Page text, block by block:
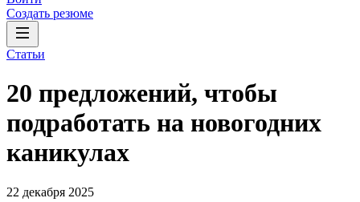
Создать резюме
Статьи
20 предложений, чтобы
подработать на новогодних
каникулах
22 декабря 2025